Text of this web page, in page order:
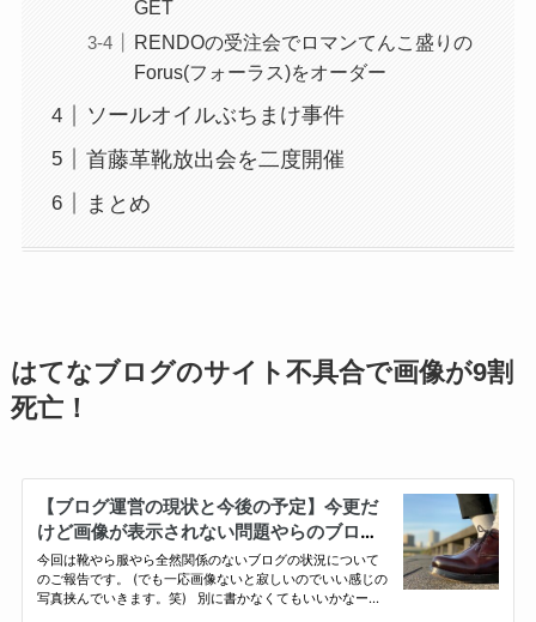
GET
RENDOの受注会でロマンてんこ盛りの
Forus(フォーラス)をオーダー
ソールオイルぶちまけ事件
首藤革靴放出会を二度開催
まとめ
はてなブログのサイト不具合で画像が9割
死亡！